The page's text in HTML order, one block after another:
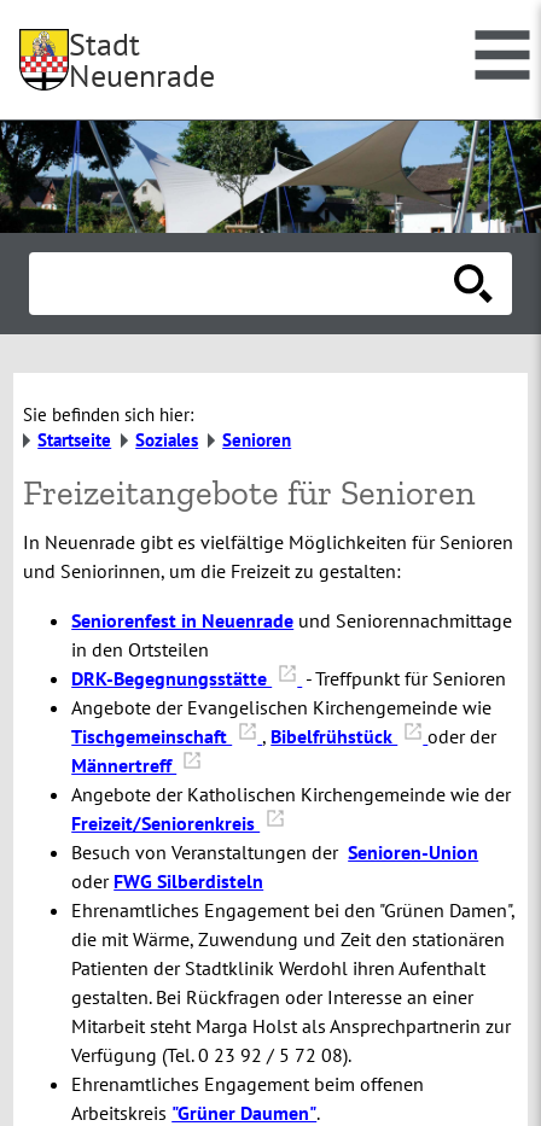
Stadt
Neuenrade
Sie befinden sich hier:
Startseite
Soziales Senioren
Freizeitangebote für Senioren
In Neuenrade gibt es vielfältige Möglichkeiten für Senioren
und Seniorinnen, um die Freizeit zu gestalten:
Seniorenfest in Neuenrade und Seniorennachmittage
in den Ortsteilen
DRK-Begegnungsstätte
- Treffpunkt für Senioren
Angebote der Evangelischen Kirchengemeinde wie
Tischgemeinschaft
, Bibelfrühstück
oder der
Männertreff
Angebote der Katholischen Kirchengemeinde wie der
Freizeit/Seniorenkreis
Besuch von Veranstaltungen derSenioren-Union
oder FWG Silberdisteln
Ehrenamtliches Engagement bei den "Grünen Damen",
die mit Wärme, Zuwendung und Zeit den stationären
Patienten der Stadtklinik Werdohl ihren Aufenthalt
gestalten. Bei Rückfragen oder Interesse an einer
Mitarbeit steht Marga Holst als Ansprechpartnerin zur
Verfügung (Tel. 0 23 92 / 5 72 08).
Ehrenamtliches Engagement beim offenen
Arbeitskreis "Grüner Daumen".